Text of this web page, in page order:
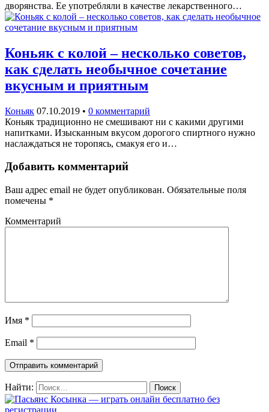
дворянства. Ее употребляли в качестве лекарственного…
Коньяк с колой – несколько советов,
как сделать необычное сочетание
вкусным и приятным
Коньяк 07.10.2019 • 0 комментарий
Коньяк традиционно не смешивают ни с какими другими
напитками. Изысканным вкусом дорогого спиртного нужно
наслаждаться не торопясь, смакуя его и…
Добавить комментарий
Ваш адрес email не будет опубликован. Обязательные поля
помечены *
Комментарий
Имя *
Email *
Найти: